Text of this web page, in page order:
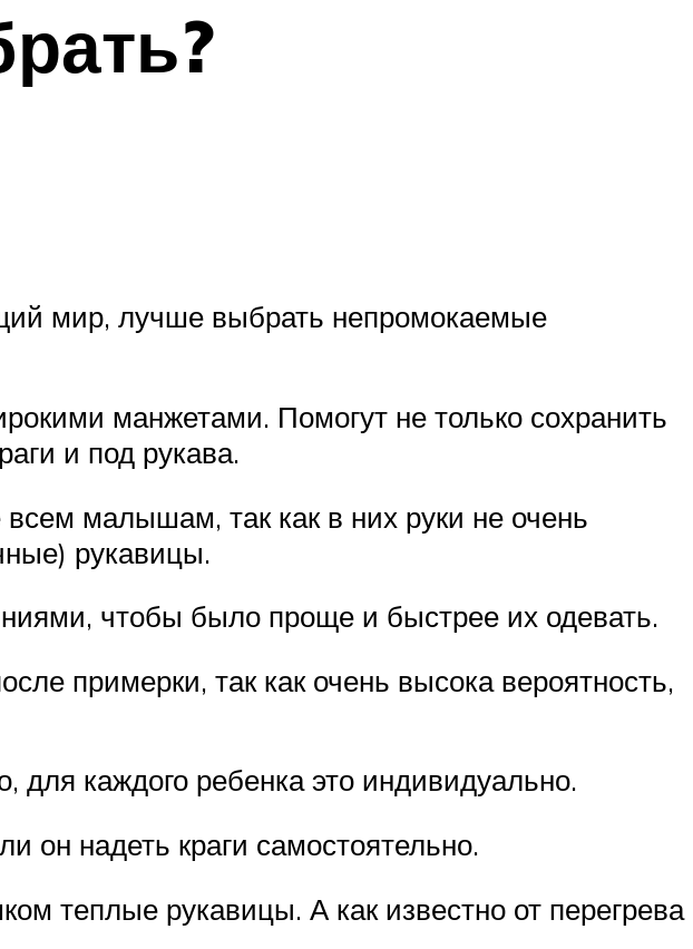
мир, лучше выбрать непромокаемые
манжетами. Помогут не только сохранить
и под рукава.
малышам, так как в них руки не очень
рукавицы.
чтобы было проще и быстрее их одевать.
примерки, так как очень высока вероятность,
для каждого ребенка это индивидуально.
он надеть краги самостоятельно.
теплые рукавицы. А как известно от перегрева